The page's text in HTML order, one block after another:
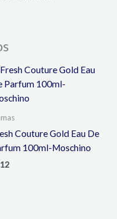
Couture Gold Eau De
100ml-Moschino